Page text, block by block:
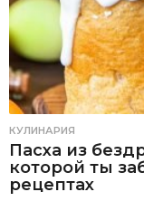
КУЛИНАРИЯ
Пасха из
которой ты
рецептах